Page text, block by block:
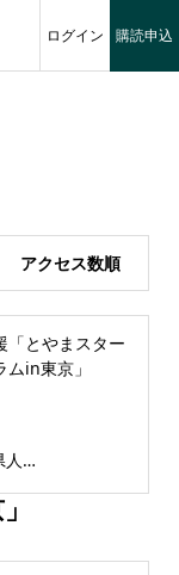
ログイン 購読申込
アクセス数順
「とやまスター
ムin東京」
東京富山県人会連合会